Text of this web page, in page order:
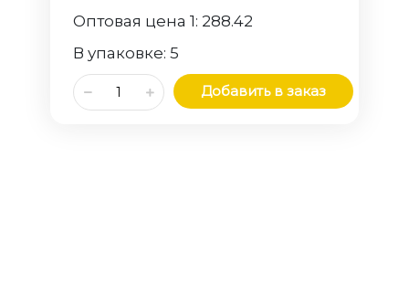
Оптовая цена 1: 288.42
В упаковке:5
Добавить в заказ